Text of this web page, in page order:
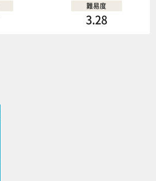
難易度
3.28